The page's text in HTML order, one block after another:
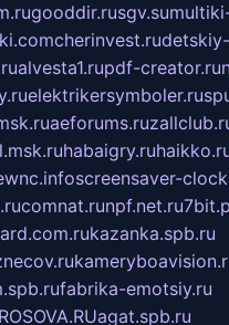
gooddir.rusgv.su
cherinvest.ru
alvesta1.rupdf-creator.ru
elektrikersymboler.ru
aeforums.ru
habaigry.ru
screensaver-
comnat.runpf.net.ru
kazanka.spb.ru
fabrika-emotsiy.ru
agat.spb.ru